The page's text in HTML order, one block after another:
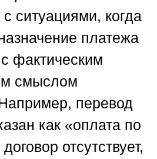
ситуациями, когда
платежа
фактическим
смыслом
перевод
как «оплата по
отсутствует,